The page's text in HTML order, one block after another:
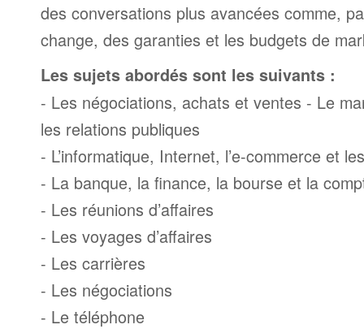
des conversations plus avancées comme,
change, des garanties et les budgets de
Les sujets abordés sont les suivants :
- Les négociations, achats et ventes - Le
les relations publiques
- L’informatique, Internet, l’e-commerce et
- La banque, la finance, la bourse et la
- Les réunions d’affaires
- Les voyages d’affaires
- Les carrières
- Les négociations
- Le téléphone